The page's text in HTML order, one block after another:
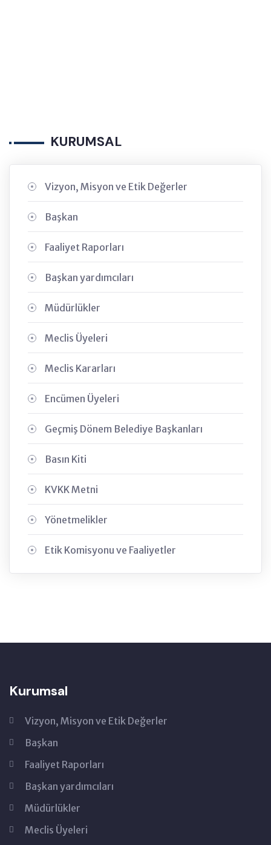
KURUMSAL
Vizyon, Misyon ve Etik Değerler
Başkan
Faaliyet Raporları
Başkan yardımcıları
Müdürlükler
Meclis Üyeleri
Meclis Kararları
Encümen Üyeleri
Geçmiş Dönem Belediye Başkanları
Basın Kiti
KVKK Metni
Yönetmelikler
Etik Komisyonu ve Faaliyetler
Kurumsal
Vizyon, Misyon ve Etik Değerler
Başkan
Faaliyet Raporları
Başkan yardımcıları
Müdürlükler
Meclis Üyeleri